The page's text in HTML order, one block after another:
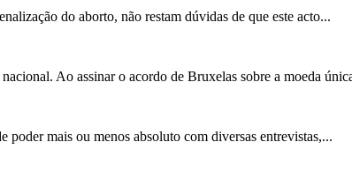
do aborto, não restam dúvidas de que este acto...
Ao assinar o acordo de Bruxelas sobre a moeda
mais ou menos absoluto com diversas entrevistas,...